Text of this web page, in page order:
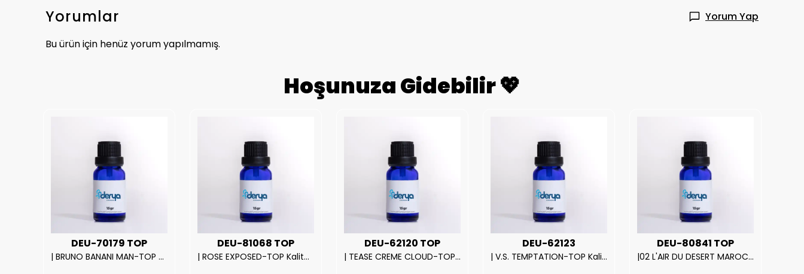
Yorumlar
Yorum Yap
Bu ürün için henüz yorum yapılmamış.
Hoşunuza Gidebilir 💖
DEU-70179 TOP
| BRUNO BANANI MAN-TOP Kalite Erkek Parfüm Esansı.|
DEU-81068 TOP
| ROSE EXPOSED-TOP Kalite Unısex Parfüm Esansı.|
DEU-62120 TOP
| TEASE CREME CLOUD-TOP Kalite Kadın Parfüm Esansı.|
DEU-62123
| V.S. TEMPTATION-TOP Kalite Kadın Parfüm Esansı.|
DEU-80841 TOP
|02 L'AIR DU DESERT MAROCAIN-TOP Kalite Unısex Parfüm Esansı.|